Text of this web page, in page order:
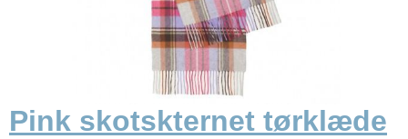
Pink skotskternet tørklæde